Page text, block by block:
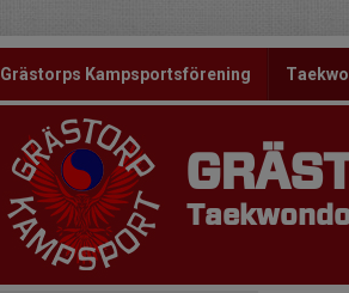
Grästorps Kampsportsförening